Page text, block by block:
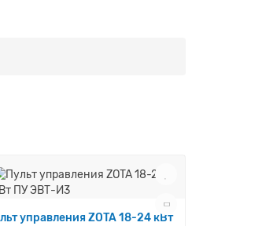
управления ZOTA 18-24 кВт